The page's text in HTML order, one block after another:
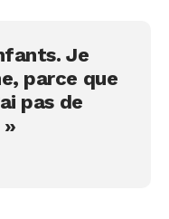
Je
parce que
pas de